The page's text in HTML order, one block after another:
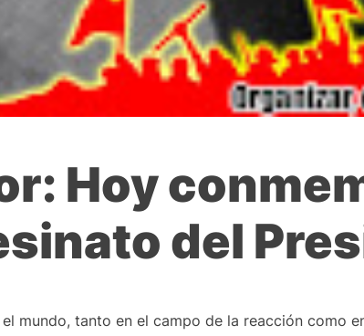
Hoy
del
mundo, tanto en el campo de la reacción como